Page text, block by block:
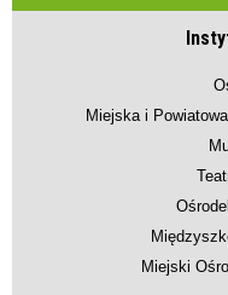
Miejska i
Miejski